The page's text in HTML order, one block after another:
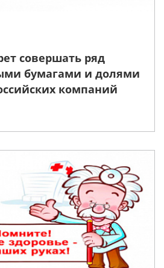
совершать ряд
бумагами и долями
компаний